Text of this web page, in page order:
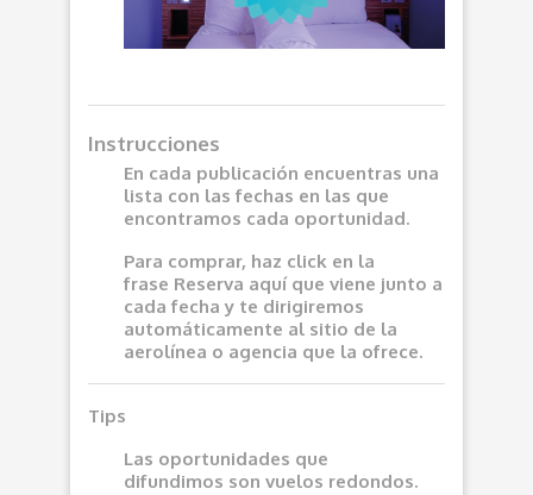
Instrucciones
En cada publicación encuentras una
lista con las fechas en las que
encontramos cada oportunidad.
Para comprar, haz click en la
frase Reserva aquí que viene junto a
cada fecha y te dirigiremos
automáticamente al sitio de la
aerolínea o agencia que la ofrece.
Tips
Las oportunidades que
difundimos son vuelos redondos.